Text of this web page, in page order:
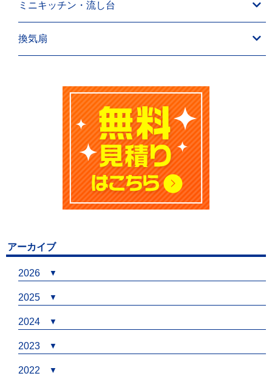
ミニキッチン・流し台
換気扇
アーカイブ
2026
2025
2024
2023
2022